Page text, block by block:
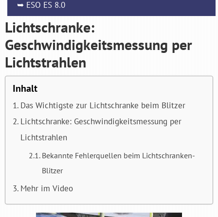
➥ ESO ES 8.0
Lichtschranke:
Geschwindigkeitsmessung per
Lichtstrahlen
Inhalt
Das Wichtigste zur Lichtschranke beim Blitzer
Lichtschranke: Geschwindigkeitsmessung per
Lichtstrahlen
Bekannte Fehlerquellen beim Lichtschranken-
Blitzer
Mehr im Video